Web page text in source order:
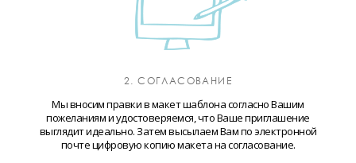
2. СОГЛАСОВАНИЕ
Мы вносим правки в макет шаблона согласно Вашим
пожеланиям и удостоверяемся, что Ваше приглашение
выглядит идеально. Затем высылаем Вам по электронной
почте цифровую копию макета на согласование.